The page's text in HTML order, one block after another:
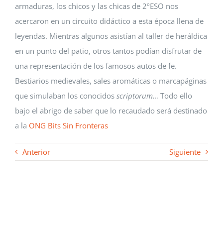
armaduras, los chicos y las chicas de 2ºESO nos
acercaron en un circuito didáctico a esta época llena de
leyendas. Mientras algunos asistían al taller de heráldica
en un punto del patio, otros tantos podían disfrutar de
una representación de los famosos autos de fe.
Bestiarios medievales, sales aromáticas o marcapáginas
que simulaban los conocidos scriptorum… Todo ello
bajo el abrigo de saber que lo recaudado será destinado
a la ONG Bits Sin Fronteras
Anterior Siguiente